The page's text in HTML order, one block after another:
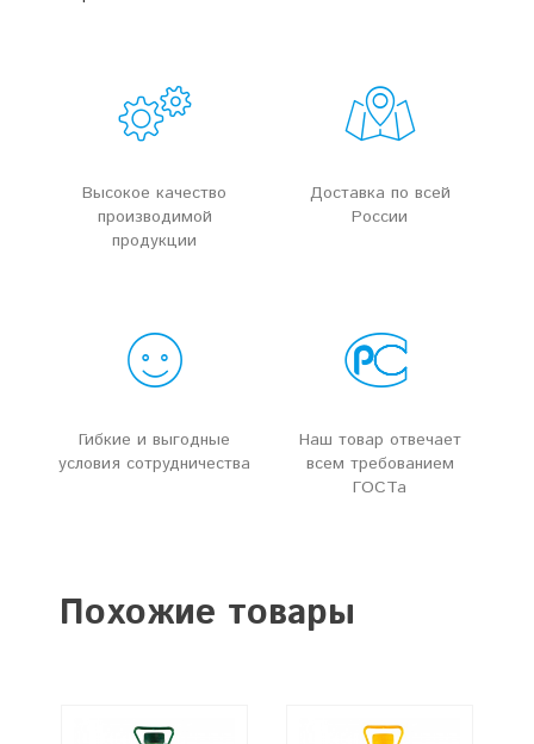
Высокое качество
производимой
продукции
Доставка по всей
России
Гибкие и выгодные
условия сотрудничества
Наш товар отвечает
всем требованием
ГОСТа
Похожие товары